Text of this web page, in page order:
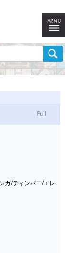
Full
ガ/ティンパニ/エレ